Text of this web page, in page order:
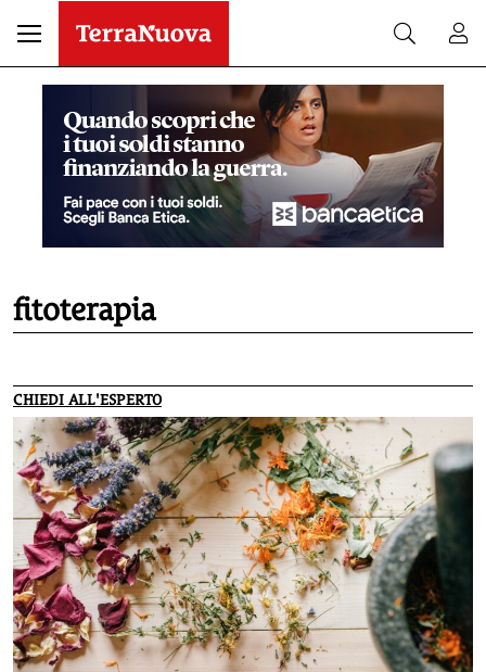
fitoterapia
CHIEDI ALL'ESPERTO